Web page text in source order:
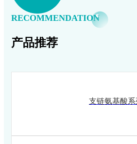
RECOMMENDATION
产品推荐
支链氨基酸系